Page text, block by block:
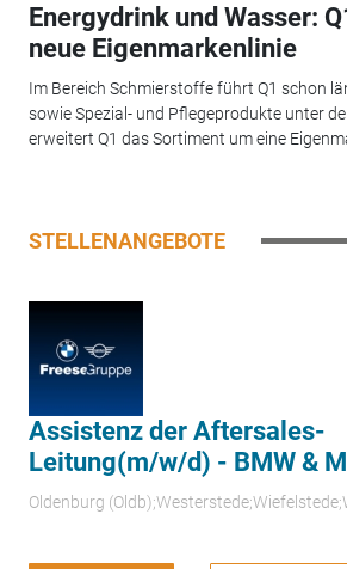
Energydrink und Wasser:
neue Eigenmarkenlinie
Im Bereich Schmierstoffe führt Q1 schon
sowie Spezial- und Pflegeprodukte unter
erweitert Q1 das Sortiment um eine
STELLENANGEBOTE
Assistenz der Aftersales-
Leitung(m/w/d) - BMW &
Oldenburg